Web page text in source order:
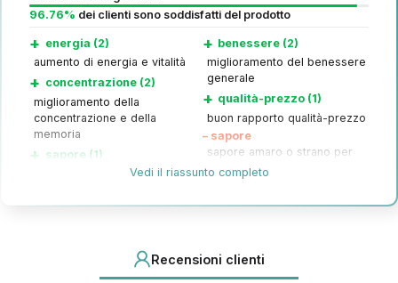
96.76% dei clienti sono soddisfatti del prodotto
+ energia (2)
aumento di energia e vitalità
+ concentrazione (2)
miglioramento della
concentrazione e della
memoria
+ sapore (1)
sapore piacevole e dolce per
+ benessere (2)
miglioramento del benessere
generale
+ qualità-prezzo (1)
buon rapporto qualità-prezzo
– sapore
sapore amaro o strano per
alcuni
Vedi il riassunto completo
Recensioni clienti